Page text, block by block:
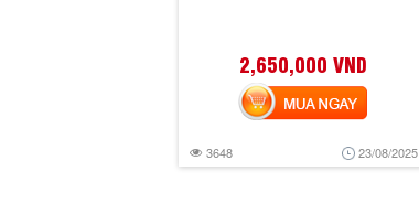
2,650,000 VND
3648 23/08/2025
MUA NGAY